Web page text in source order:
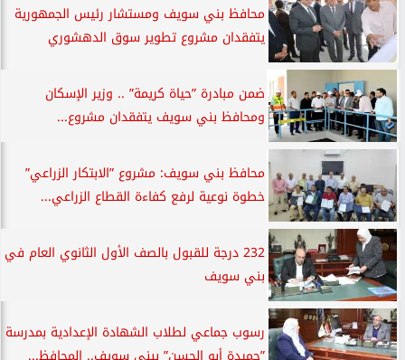
محافظ بني سويف ومستشار رئيس الجمهورية
يتفقدان مشروع تطوير سوق الدهشوري
ضمن مبادرة ”حياة كريمة” .. وزير الإسكان
ومحافظ بني سويف يتفقدان مشروع...
محافظ بني سويف: مشروع ”الابتكار الزراعي”
خطوة نوعية لرفع كفاءة القطاع الزراعي...
232 درجة للقبول بالصف الأول الثانوي العام في
بني سويف
رسوب جماعي لطلاب الشهادة الإعدادية بمدرسة